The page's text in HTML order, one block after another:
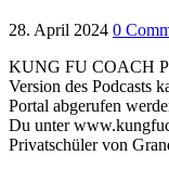
28. April 2024 0
KUNG FU COACH
Version des Podcasts
Portal abgerufen
Du unter
Privatschüler von